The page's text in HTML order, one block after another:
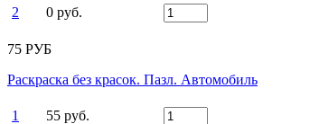
2
0 руб.
75 РУБ
Раскраска без красок. Пазл. Автомобиль
1
55 руб.